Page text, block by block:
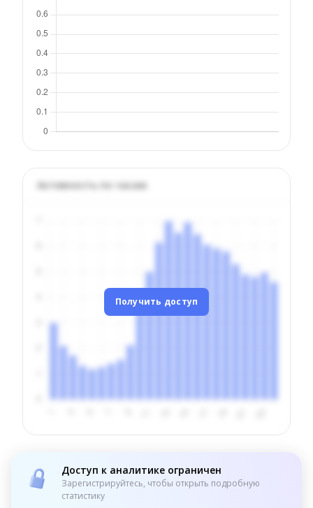
Активность по часам
Получить доступ
Доступ к аналитике ограничен
Зарегистрируйтесь, чтобы открыть подробную
статистику